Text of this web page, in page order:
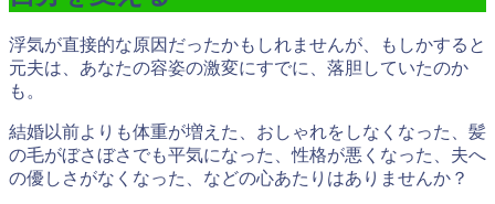
浮気が直接的な原因だったかもしれませんが、もしかすると
元夫は、あなたの容姿の激変にすでに、落胆していたのか
も。
結婚以前よりも体重が増えた、おしゃれをしなくなった、髪
の毛がぼさぼさでも平気になった、性格が悪くなった、夫へ
の優しさがなくなった、などの心あたりはありませんか？